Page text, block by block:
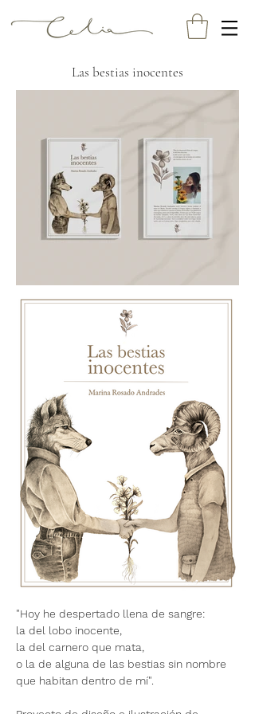
Las bestias inocentes
"Hoy he despertado llena de sangre:
la del lobo inocente,
la del carnero que mata,
o la de alguna de las bestias sin nombre
que habitan dentro de mí".